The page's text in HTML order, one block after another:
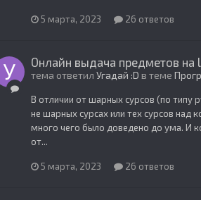
5 марта, 2023 26 ответов
Онлайн выдача предметов на
тема ответил Угадай :D в теме
В отличии от шарных сурсов (по типу
не шарных сурсах или тех сурсов над
много чего было доведено до ума. И
от...
5 марта, 2023 26 ответов